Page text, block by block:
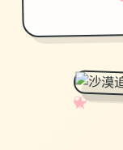
✧
♡
★
♥